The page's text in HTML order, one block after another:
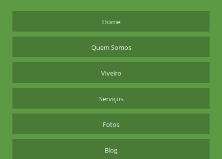
PALMEIRA AZUL VALOR DA MUDA
PALMEIRA IMPERIAL VALOR
PLANTAÇÃO DE MUDAS FRUTÍFERAS
PLANTAS ORNAMENTAIS PARA JARDIM
PLANTIO COMERCIAL DE ARVORES NATIVAS
Home
Quem Somos
Viveiro
Serviços
Fotos
Blog